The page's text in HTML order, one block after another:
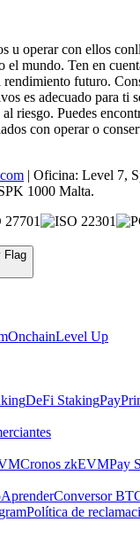
u operar con ellos
el mundo. Ten en
rendimiento futuro.
es adecuado para ti
riesgo. Puedes
con operar o
| Oficina: Level 7,
1000 Malta.
OnchainLevel Up
DeFi StakingPay
Cronos zkEVMPay
AprenderConversor
Política de